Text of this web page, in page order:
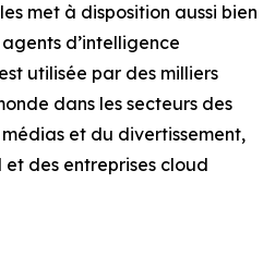
met à disposition aussi bien
d’intelligence
utilisée par des milliers
dans les secteurs des
et du divertissement,
des entreprises cloud